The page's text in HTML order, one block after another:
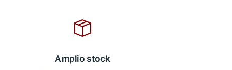
Amplio stock